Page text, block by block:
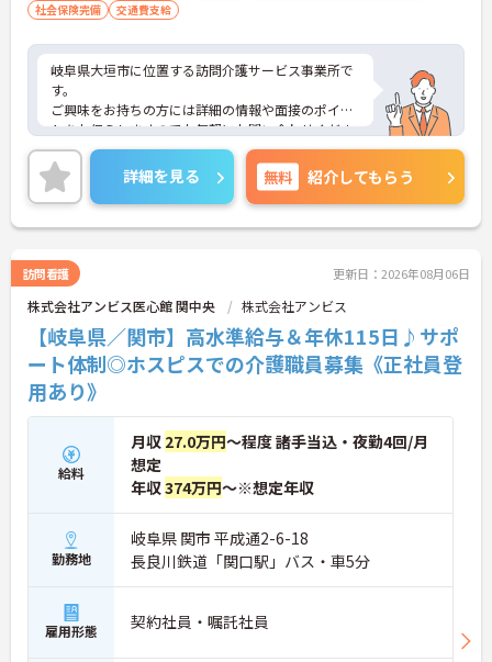
社会保険完備
交通費支給
岐阜県大垣市に位置する訪問介護サービス事業所で
す。
ご興味をお持ちの方には詳細の情報や面接のポイン
トをお伝えしますのでお気軽にお問い合わせくださ
いませ。
詳細を見る 無料 紹介してもらう
訪問看護 更新日：2026年08月06日
株式会社アンビス医心館 関中央 株式会社アンビス
【岐阜県／関市】高水準給与＆年休115日♪サポ
ート体制◎ホスピスでの介護職員募集《正社員登
用あり》
給料
月収 27.0万円～程度 諸手当込・夜勤4回/月
想定
年収374万円～※想定年収
勤務地
岐阜県 関市 平成通2-6-18
長良川鉄道「関口駅」バス・車5分
雇用形態 契約社員・嘱託社員